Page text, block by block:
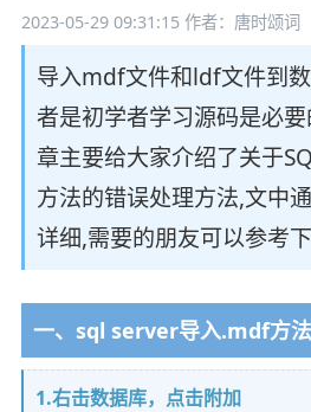
2023-05-29 09:31:15作者：唐时颂词
导入mdf文件和ldf文件到
者是初学者学习源码是必
章主要给大家介绍了关于
方法的错误处理方法,文中
详细,需要的朋友可以参考下
一、sql server导入.mdf方法
1.右击数据库，点击附加